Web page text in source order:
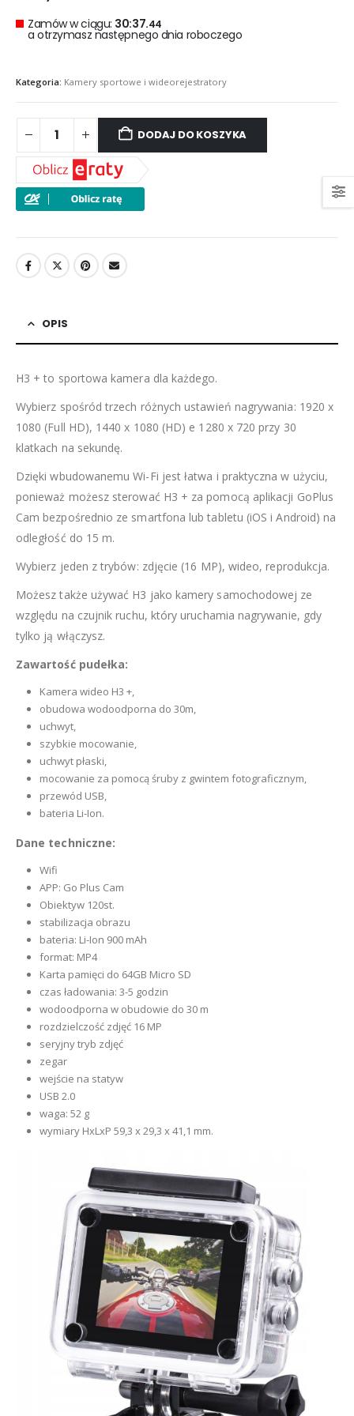
Zamów w ciągu: 30:37.43
a otrzymasz następnego dnia roboczego
Kategoria: Kamery sportowe i wideorejestratory
DODAJ DO KOSZYKA
OPIS
H3 + to sportowa kamera dla każdego.
Wybierz spośród trzech różnych ustawień nagrywania: 1920 x
1080 (Full HD), 1440 x 1080 (HD) e 1280 x 720 przy 30
klatkach na sekundę.
Dzięki wbudowanemu Wi-Fi jest łatwa i praktyczna w użyciu,
ponieważ możesz sterować H3 + za pomocą aplikacji GoPlus
Cam bezpośrednio ze smartfona lub tabletu (iOS i Android) na
odległość do 15 m.
Wybierz jeden z trybów: zdjęcie (16 MP), wideo, reprodukcja.
Możesz także używać H3 jako kamery samochodowej ze
względu na czujnik ruchu, który uruchamia nagrywanie, gdy
tylko ją włączysz.
Zawartość pudełka:
Kamera wideo H3 +,
obudowa wodoodporna do 30m,
uchwyt,
szybkie mocowanie,
uchwyt płaski,
mocowanie za pomocą śruby z gwintem fotograficznym,
przewód USB,
bateria Li-Ion.
Dane techniczne:
Wifi
APP: Go Plus Cam
Obiektyw 120st.
stabilizacja obrazu
bateria: Li-Ion 900 mAh
format: MP4
Karta pamięci do 64GB Micro SD
czas ładowania: 3-5 godzin
wodoodporna w obudowie do 30 m
rozdzielczość zdjęć 16 MP
seryjny tryb zdjęć
zegar
wejście na statyw
USB 2.0
waga: 52 g
wymiary HxLxP 59,3 x 29,3 x 41,1 mm.